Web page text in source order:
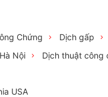
Chứng Dịch gấp
Nội Dịch thuật công
USA